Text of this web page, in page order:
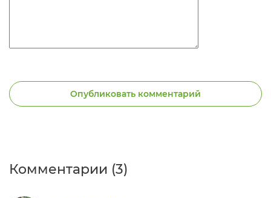
Опубликовать комментарий
Комментарии (3)